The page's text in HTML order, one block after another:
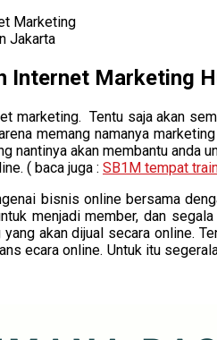
Jakarta
Internet Marketing
marketing. Tentu saja akan
memang namanya
nantinya akan membantu anda
( baca juga : SB1M tempat
bisnis online bersama
menjadi member, dan
akan dijual secara online.
ecara online. Untuk itu